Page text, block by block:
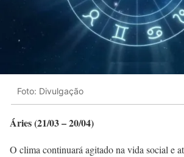
Foto: Divulgação
Áries (21/03 – 20/04)
O clima continuará agitado na vida social e